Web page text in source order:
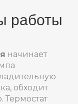
работы
начинает
обходит
Термостат